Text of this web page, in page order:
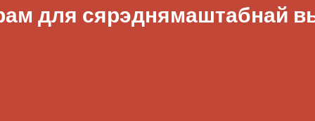
для сярэднямаштабнай